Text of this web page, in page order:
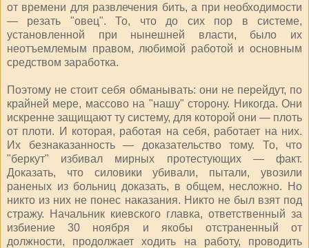
от времени для развлечения бить, а при необходимости
— резать "овец". То, что до сих пор в системе,
установленной при нынешней власти, было их
неотъемлемым правом, любимой работой и основным
средством заработка.
Поэтому не стоит себя обманывать: они не перейдут, по
крайней мере, массово на "нашу" сторону. Никогда. Они
искренне защищают ту систему, для которой они — плоть
от плоти. И которая, работая на себя, работает на них.
Их безнаказанность — доказательство тому. То, что
"беркут" избивал мирных протестующих — факт.
Доказать, что силовики убивали, пытали, увозили
раненых из больниц доказать, в общем, несложно. Но
никто из них не понес наказания. Никто не был взят под
стражу. Начальник киевского главка, ответственный за
избиение 30 ноября и якобы отстраненный от
должности, продолжает ходить на работу, проводить